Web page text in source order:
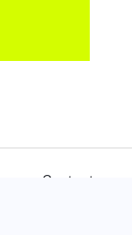
Contact